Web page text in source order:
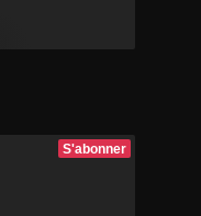
S'abonner